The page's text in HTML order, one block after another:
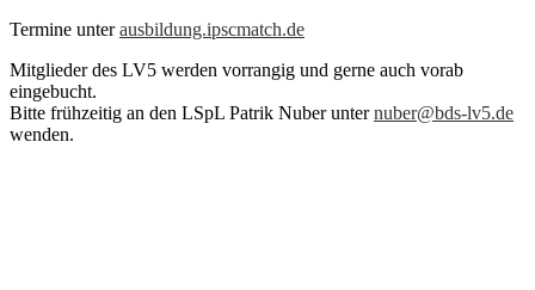
Termine unterausbildung.ipscmatch.de
Mitglieder des LV5 werden vorrangig und gerne auch vorab
eingebucht.
Bitte frühzeitig an den LSpL Patrik Nuber unternuber@bds-lv5.de
wenden.